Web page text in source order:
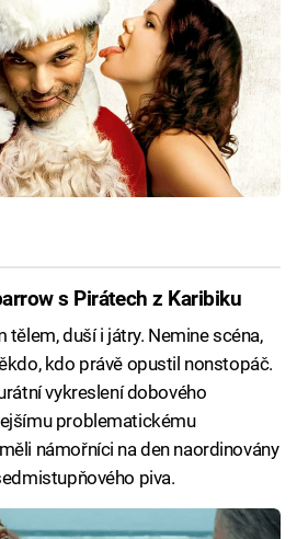
s Pirátech z Karibiku
tělem, duší i játry. Nemine scéna,
kdo právě opustil nonstopáč.
vykreslení dobového
problematickému
námořníci na den naordinovány
piva.